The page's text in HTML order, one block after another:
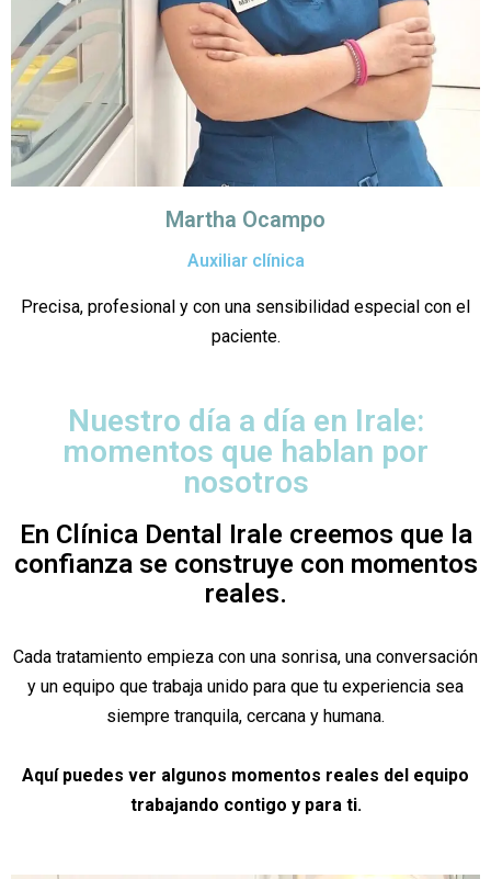
Martha Ocampo
Auxiliar clínica
Precisa, profesional y con una sensibilidad especial con el
paciente.
Nuestro día a día en Irale:
momentos que hablan por
nosotros
En Clínica Dental Irale creemos que la
confianza se construye con momentos
reales.
Cada tratamiento empieza con una sonrisa, una conversación
y un equipo que trabaja unido para que tu experiencia sea
siempre tranquila, cercana y humana.
Aquí puedes ver algunos momentos reales del equipo
trabajando contigo y para ti.